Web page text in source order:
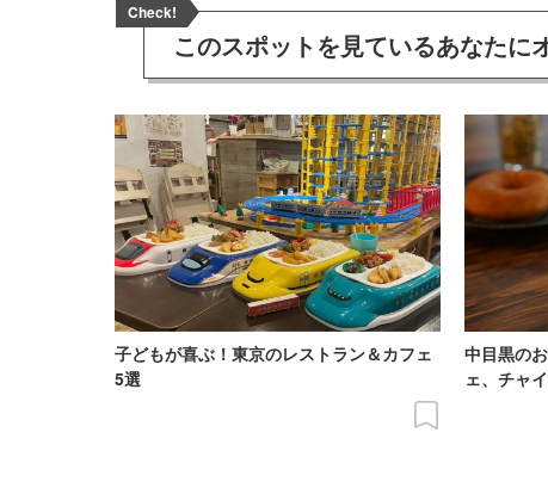
Check!
このスポットを見ているあなたに
子どもが喜ぶ！東京のレストラン＆カフェ
5選
中目黒の
ェ、チャ